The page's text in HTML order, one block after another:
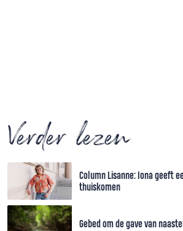
Verder lezen
Column Lisanne: Iona geeft
thuiskomen
Gebed om de gave van